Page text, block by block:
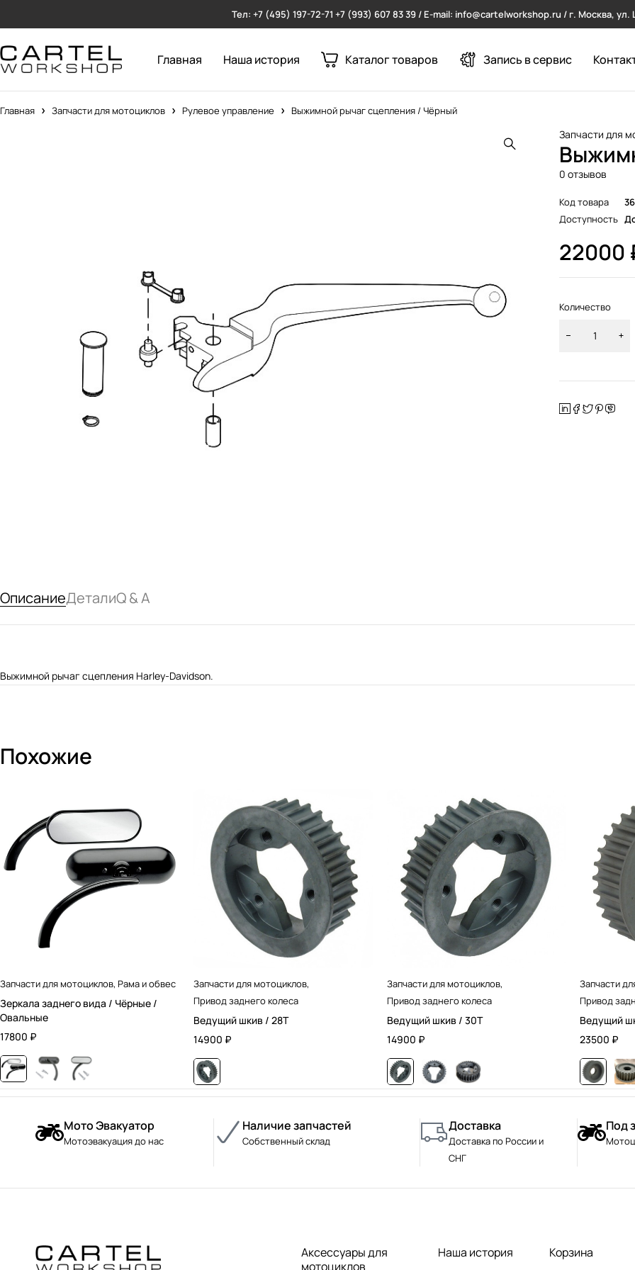
Тел: +7 (495) 197-72-71 +7 (993) 607 83 39 / E-mail: info@cartelworkshop.ru / г. Москва,
Главная Наша история Каталог товаров Запись в сервис
Главная Запчасти для мотоциклов Рулевое управление Выжимной рычаг сцепления / Чёрный
Запчасти для
0 отзывов
Код товара
Доступность
22000
Количество
ОписаниеДеталиQ & A
Выжимной рычаг сцепления Harley-Davidson.
Похожие
Запчасти для мотоциклов, Рама и обвес
Зеркала заднего вида / Чёрные /
Овальные
17800 ₽
Запчасти для мотоциклов,
Привод заднего колеса
Ведущий шкив / 28T
14900 ₽
Запчасти для мотоциклов,
Привод заднего колеса
Ведущий шкив / 30T
14900 ₽
Запчасти
Привод
Ведущий
23500 ₽
Мото Эвакуатор
Мотоэвакуация до нас
Наличие запчастей
Собственный склад
Доставка
Доставка по России и
СНГ
Под
Аксессуары для
мотоциклов
Наша история
Корзина